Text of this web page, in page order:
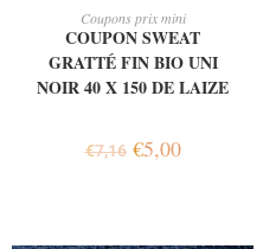
AJOUTER AU PANIER
Coupons prix mini
COUPON SWEAT
GRATTÉ FIN BIO UNI
NOIR 40 X 150 DE LAIZE
€7,16 €5,00